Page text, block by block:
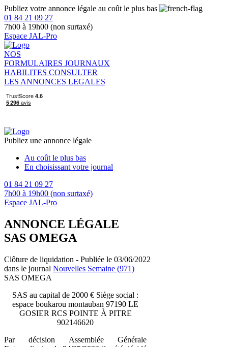
Publiez votre annonce légale au coût le plus bas
01 84 21 09 27
7h00 à 19h00 (non surtaxé)
Espace JAL-Pro
NOS
FORMULAIRES JOURNAUX
HABILITES CONSULTER
LES ANNONCES LEGALES
Publiez une annonce légale
Au coût le plus bas
En choisissant votre journal
01 84 21 09 27
7h00 à 19h00 (non surtaxé)
Espace JAL-Pro
ANNONCE LÉGALE
SAS OMEGA
Clôture de liquidation - Publiée le 03/06/2022
dans le journal Nouvelles Semaine (971)
SAS OMEGA
SAS au capital de 2000 € Siège social :
espace boukarou montauban 97190 LE
GOSIER RCS POINTE À PITRE
902146620
Par décision Assemblée Générale